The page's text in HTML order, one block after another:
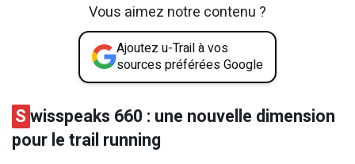
Vous aimez notre contenu ?
Ajoutez u-Trail à vos
sources préférées Google
Swisspeaks 660 : une nouvelle dimension
pour le trail running